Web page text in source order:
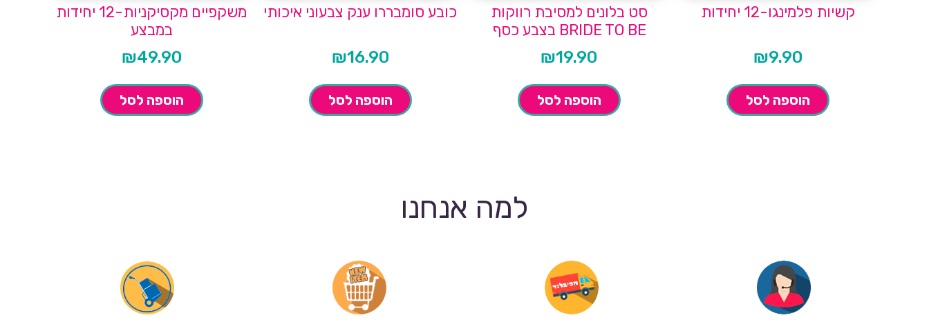
קשיות פלמינגו-12 יחידות
₪9.90
הוספה לסל
סט בלונים למסיבת רווקות
BRIDE TO BE בצבע כסף
₪19.90
הוספה לסל
כובע סומבררו ענק צבעוני איכותי
₪16.90
הוספה לסל
משקפיים מקסיקניות-12 יחידות
במבצע
₪49.90
הוספה לסל
למה אנחנו